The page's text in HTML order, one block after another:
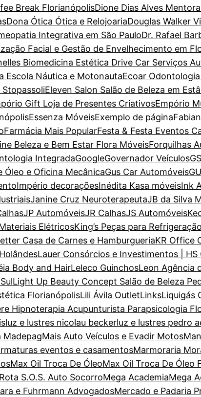
Break FlorianópolisDione Dias Alves
Dona Ótica Ótica e RelojoariaDouglas Walker
Integrativa em São PauloDr. Rafael
Facial e Gestão de Envelhecimento em
Biomedicina Estética Drive Car Serviços
Escola Náutica e MotonautaEcoar
Eleven Salon Salão de Beleza em
Gift Loja de Presentes CriativosEmpório
Essenza MóveisExemplo de página
Farmácia Mais PopularFesta & Festa Eventos
Beleza e Bem Estar Flora MóveisForquilhas
IntegradaGoogleGovernador Veículos
Óleo e Oficina MecânicaGus Car Automóveis
Império decoraçõesInédita Kasa móveisInk
Janine Cruz NeuroterapeutaJB da Silva
JP AutomóveisJR CalhasJS Automóveis
ElétricosKing’s Peças para
Casa de Carnes e HamburgueriaKR Office
Lauer Consórcios e Investimentos | HS
Body and HairLeleco GuinchosLeon Agência
Light Up Beauty Concept Salão de Beleza
FlorianópolisLili Ávila OutletLinksLiquigás
Hipnoterapia Acupunturista Parapsicologia
luz e lustres nicolau beckerluz e lustres pedro
MadepagMais Auto Veículos e Evadir Motos
eventos e casamentosMarmoraria
Max Oil Troca De ÓleoMax Oil Troca De Óleo
S.O.S. Auto SocorroMega AcademiaMega
e Fuhrmann AdvogadosMercado e Padaria